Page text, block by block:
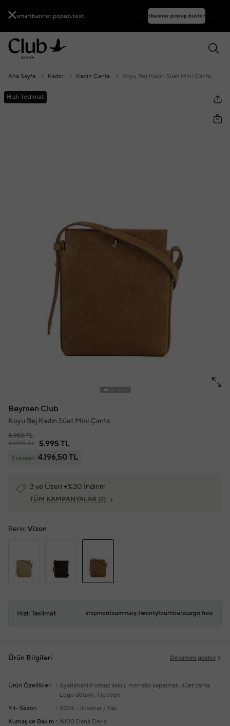
smartbanner.popup.text smartbanner.popup.buttontext
Hızlı Teslimat
Ana Sayfa Kadın Kadın Çanta Koyu Bej Kadın Süet Mini Çanta
Beymen Club
Koyu Bej Kadın Süet Mini Çanta
8.950 TL
6.995 TL 5.995 TL
3 ve üzeri 4.196,50 TL
3 ve Üzeri +%30 İndirim
TÜM KAMPANYALAR (2)
Renk: Vizon
Hızlı Teslimat shipmentsummary.twentyfourhourscargo.free
Ürün Bilgileri Devamını göster
Ürün Özellikleri
Ayarlanabilir omuz askılı, mıknatıs kapatmalı, süet çanta
Logo detaylı, 1 iç cepli
Yıl- Sezon
2026 - İlkbahar / Yaz
Kumaş ve Bakım
%100 Dana Derisi